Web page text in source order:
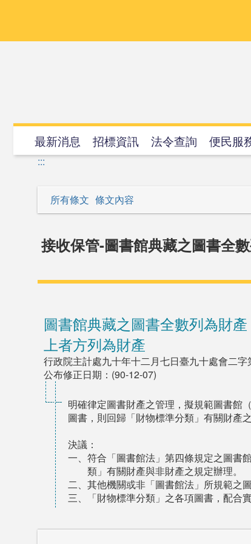
要
最新消息 招標資訊 法令查詢 便民服
:::
所有條文 條文內容
接收保管-圖書館典藏之圖書全
圖書館典藏之圖書全數列為財
上者方列為財產
行政院主計處九十年十二月七日臺九十處會二
公布修正日期：(90-12-07)
明確律定圖書財產之管理，擬規範圖書館
圖書，則回歸「財物標準分類」有關財產
決議：
一、符合「圖書館法」第四條規定之圖書
類」有關財產與非財產之規定辦理。
二、其他機關或非「圖書館法」所規範之
三、「財物標準分類」之各項圖書，配合